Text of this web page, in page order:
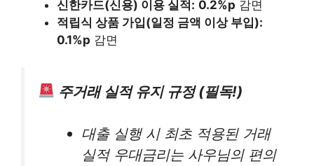
신한카드(신용) 이용 실적: 0.2%p 감면
적립식 상품 가입(일정 금액 이상 부입):
0.1%p 감면
주거래 실적 유지 규정 (필독!)
대출 실행 시 최초 적용된 거래
실적 우대금리는 사우님의 편의